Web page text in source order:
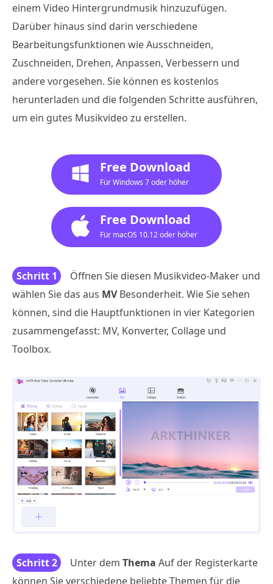
einem Video Hintergrundmusik hinzuzufügen.
Darüber hinaus sind darin verschiedene
Bearbeitungsfunktionen wie Ausschneiden,
Zuschneiden, Drehen, Anpassen, Verbessern und
andere vorgesehen. Sie können es kostenlos
herunterladen und die folgenden Schritte ausführen,
um ein gutes Musikvideo zu erstellen.
Free Download
Für Windows 7 oder höher
Free Download
Für macOS 10.12 oder höher
Schritt 1
Öffnen Sie diesen Musikvideo-Maker und
wählen Sie das aus MVBesonderheit. Wie Sie sehen
können, sind die Hauptfunktionen in vier Kategorien
zusammengefasst: MV, Konverter, Collage und
Toolbox.
Schritt 2 Unter dem Thema Auf der Registerkarte
können Sie verschiedene beliebte Themen für die